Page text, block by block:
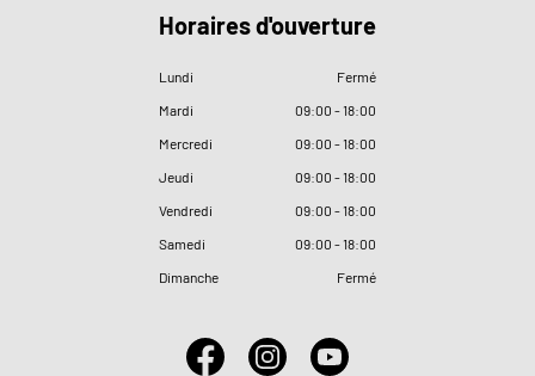
Horaires d'ouverture
Lundi
Fermé
Mardi
09:00 - 18:00
Mercredi
09:00 - 18:00
Jeudi
09:00 - 18:00
Vendredi
09:00 - 18:00
Samedi
09:00 - 18:00
Dimanche
Fermé